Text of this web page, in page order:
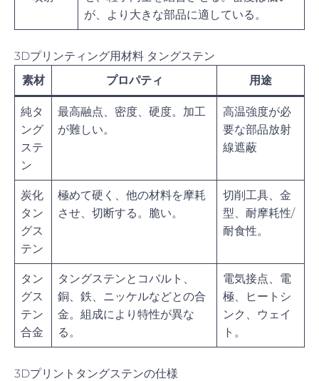
が、より大きな部品に適している。
3Dプリンティング用材料 タングステン
素材
プロパティ 用途
純タ
ング
ステ
ン
最高融点、密度、硬度。加工
が難しい。
高温強度が必
要な部品放射
線遮蔽
炭化
タン
グス
テン
極めて硬く、他の材料を摩耗
させ、切断する。脆い。
切削工具、金
型、耐摩耗性/
耐食性。
タン
グス
テン
合金
タングステンとコバルト、
銅、鉄、ニッケルなどとの合
金。組成により特性が異な
る。
電気接点、電
極、ヒートシ
ンク、ウェイ
ト。
3Dプリントタングステンの仕様